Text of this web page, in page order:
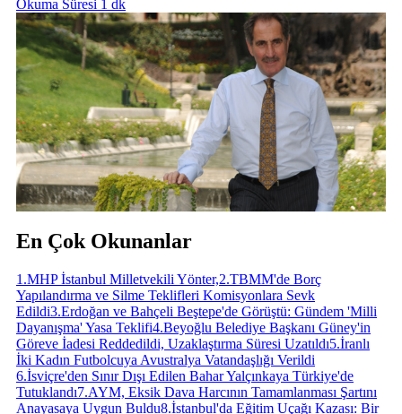
Okuma Süresi 1 dk
En Çok Okunanlar
1 .MHP İstanbul Milletvekili Yönter,2.TBMM'de Borç
Yapılandırma ve Silme Teklifleri Komisyonlara Sevk
Edildi3.Erdoğan ve Bahçeli Beştepe'de Görüştü: Gündem 'Milli
Dayanışma' Yasa Teklifi4.Beyoğlu Belediye Başkanı Güney'in
Göreve İadesi Reddedildi, Uzaklaştırma Süresi Uzatıldı5.İranlı
İki Kadın Futbolcuya Avustralya Vatandaşlığı Verildi
6.İsviçre'den Sınır Dışı Edilen Bahar Yalçınkaya Türkiye'de
Tutuklandı7.AYM, Eksik Dava Harcının Tamamlanması Şartını
Anayasaya Uygun Buldu8.İstanbul'da Eğitim Uçağı Kazası: Bir